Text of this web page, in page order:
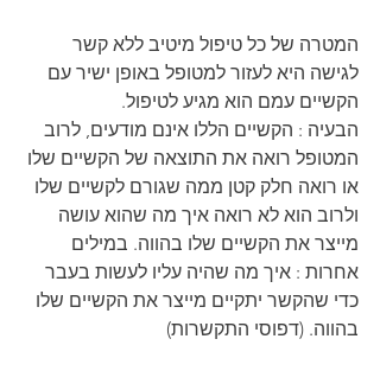
המטרה של כל טיפול מיטיב ללא קשר
לגישה היא לעזור למטופל באופן ישיר עם
הקשיים עמם הוא מגיע לטיפול.
הבעיה : הקשיים הללו אינם מודעים, לרוב
המטופל רואה את התוצאה של הקשיים שלו
או רואה חלק קטן ממה שגורם לקשיים שלו
ולרוב הוא לא רואה איך מה שהוא עושה
מייצר את הקשיים שלו בהווה. במילים
אחרות : איך מה שהיה עליו לעשות בעבר
כדי שהקשר יתקיים מייצר את הקשיים שלו
בהווה. (דפוסי התקשרות)